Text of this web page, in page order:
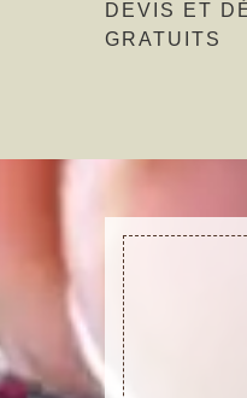
DEVIS ET
GRATUITS